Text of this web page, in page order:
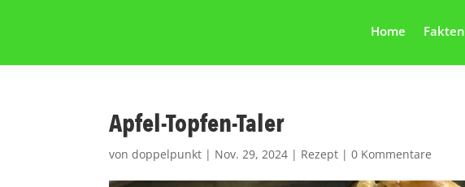
Home Fakten
Apfel-Topfen-Taler
vondoppelpunkt | Nov. 29, 2024 | Rezept |0 Kommentare